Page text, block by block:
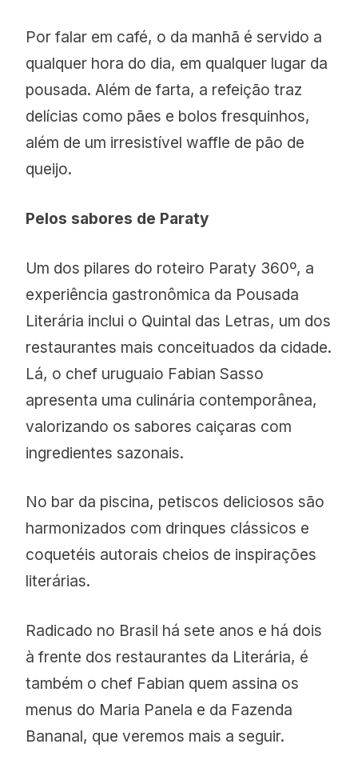
Por falar em café, o da manhã é servido a
qualquer hora do dia, em qualquer lugar da
pousada. Além de farta, a refeição traz
delícias como pães e bolos fresquinhos,
além de um irresistível waffle de pão de
queijo.
Pelos sabores de Paraty
Um dos pilares do roteiro Paraty 360º, a
experiência gastronômica da Pousada
Literária inclui o Quintal das Letras, um dos
restaurantes mais conceituados da cidade.
Lá, o chef uruguaio Fabian Sasso
apresenta uma culinária contemporânea,
valorizando os sabores caiçaras com
ingredientes sazonais.
No bar da piscina, petiscos deliciosos são
harmonizados com drinques clássicos e
coquetéis autorais cheios de inspirações
literárias.
Radicado no Brasil há sete anos e há dois
à frente dos restaurantes da Literária, é
também o chef Fabian quem assina os
menus do Maria Panela e da Fazenda
Bananal, que veremos mais a seguir.